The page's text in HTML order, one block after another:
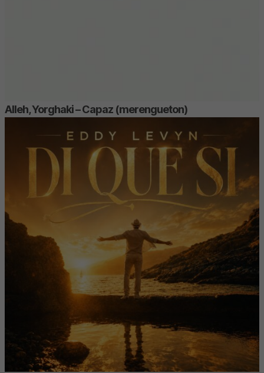
Alleh, Yorghaki – Capaz (merengueton)